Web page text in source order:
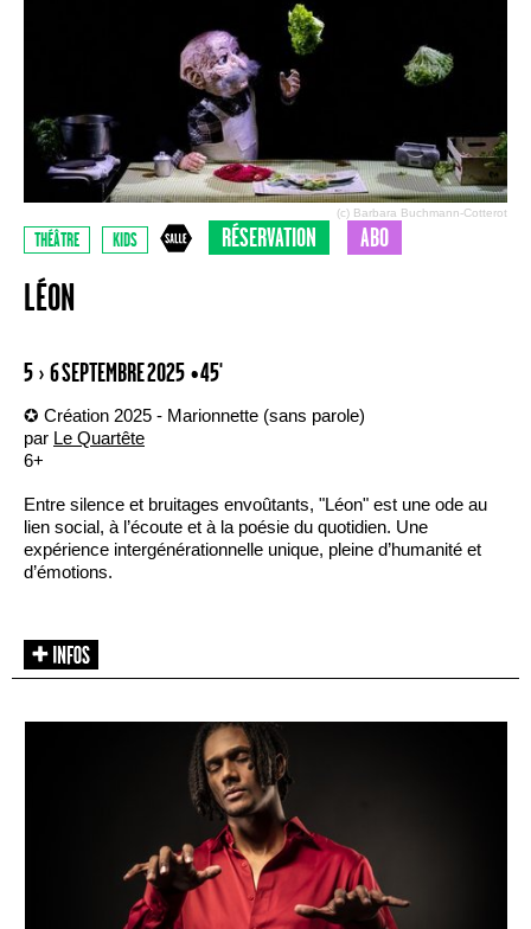
(c) Barbara Buchmann-Cotterot
THÉÂTRE KIDS RÉSERVATION ABO
LÉON
5 › 6 SEPTEMBRE 2025 • 45'
✪ Création 2025 - Marionnette (sans parole)
par Le Quartête
6+
Entre silence et bruitages envoûtants, "Léon" est une ode au
lien social, à l’écoute et à la poésie du quotidien. Une
expérience intergénérationnelle unique, pleine d’humanité et
d’émotions.